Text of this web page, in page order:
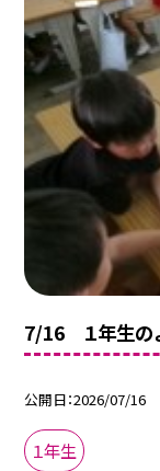
7/16 １年生の
公開日 2026/07/16
１年生